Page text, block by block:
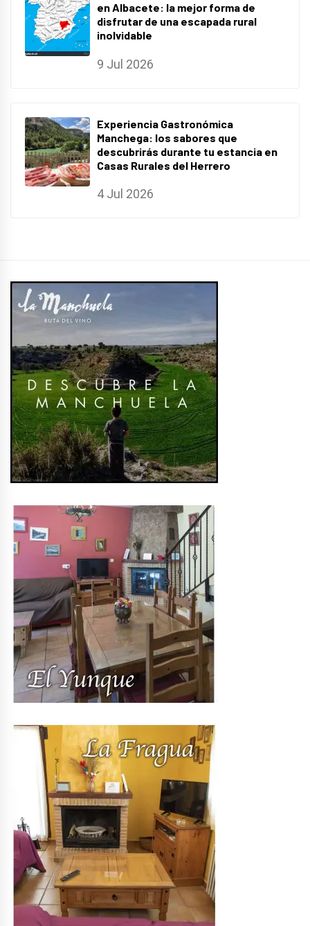
en Albacete: la mejor forma de
disfrutar de una escapada rural
inolvidable
9 Jul 2026
Experiencia Gastronómica
Manchega: los sabores que
descubrirás durante tu estancia en
Casas Rurales del Herrero
4 Jul 2026